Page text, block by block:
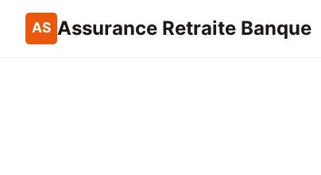
Assurance Retraite Banque